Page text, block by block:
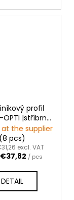
profil
OPTI |stříbrná
anoda
the supplier
(8 pcs)
excl. VAT
€37,82 / pcs
DETAIL